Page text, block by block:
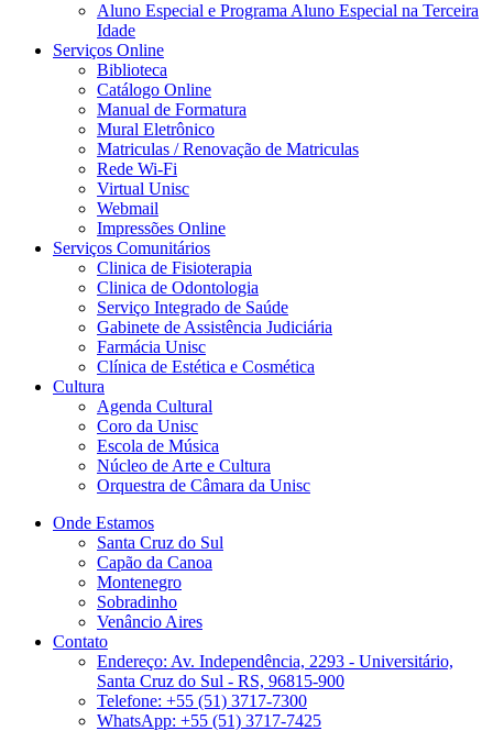
Aluno Especial e Programa Aluno Especial na Terceira
Idade
Serviços Online
Biblioteca
Catálogo Online
Manual de Formatura
Mural Eletrônico
Matriculas / Renovação de Matriculas
Rede Wi-Fi
Virtual Unisc
Webmail
Impressões Online
Serviços Comunitários
Clinica de Fisioterapia
Clinica de Odontologia
Serviço Integrado de Saúde
Gabinete de Assistência Judiciária
Farmácia Unisc
Clínica de Estética e Cosmética
Cultura
Agenda Cultural
Coro da Unisc
Escola de Música
Núcleo de Arte e Cultura
Orquestra de Câmara da Unisc
Onde Estamos
Santa Cruz do Sul
Capão da Canoa
Montenegro
Sobradinho
Venâncio Aires
Contato
Endereço: Av. Independência, 2293 - Universitário,
Santa Cruz do Sul - RS, 96815-900
Telefone: +55 (51) 3717-7300
WhatsApp: +55 (51) 3717-7425